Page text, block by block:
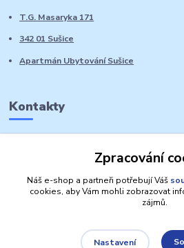
T.G. Masaryka 171
342 01 Sušice
Apartmán Ubytování Sušice
Kontakty
Zpracování
Náš e-shop a partneři potřebují Váš
cookies, aby Vám mohli zobrazovat
zájmů.
Nastavení